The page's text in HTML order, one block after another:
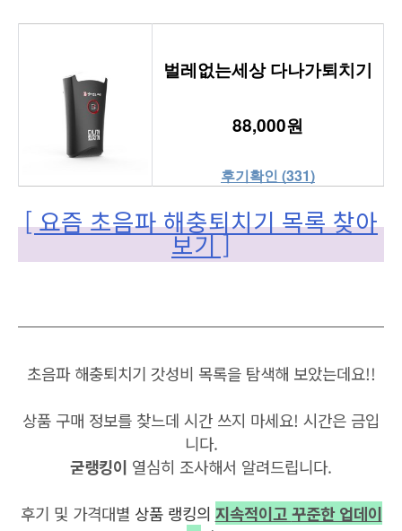
벌레없는세상 다나가퇴치기
88,000원
후기확인 (331)
[ 요즘 초음파 해충퇴치기 목록 찾아
보기 ]
초음파 해충퇴치기 갓성비 목록을 탐색해 보았는데요!!
상품 구매 정보를 찾느데 시간 쓰지 마세요! 시간은 금입
니다.
굳랭킹이 열심히 조사해서 알려드립니다.
후기 및 가격대별 상품 랭킹의 지속적이고꾸준한 업데이